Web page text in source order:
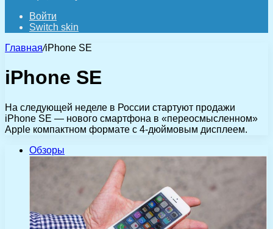
Войти
Switch skin
Главная/iPhone SE
iPhone SE
На следующей неделе в России стартуют продажи
iPhone SE — нового смартфона в «переосмысленном»
Apple компактном формате с 4-дюймовым дисплеем.
Обзоры